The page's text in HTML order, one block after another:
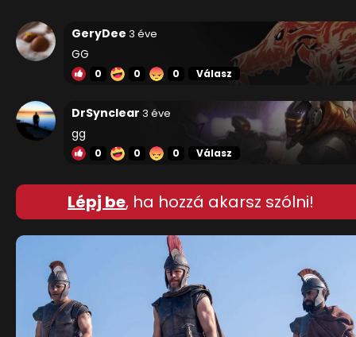
GeryDee 3 éve
GG
0 0 0 Válasz
DrSynclear 3 éve
gg
0 0 0 Válasz
Lépj be, ha hozzá akarsz szólni!